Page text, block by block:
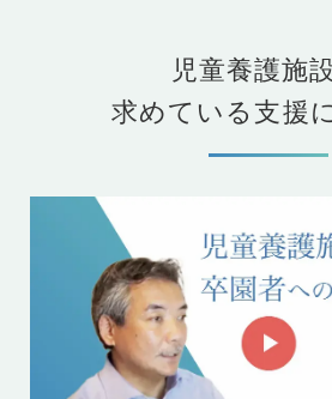
児童養護施
求めている支援